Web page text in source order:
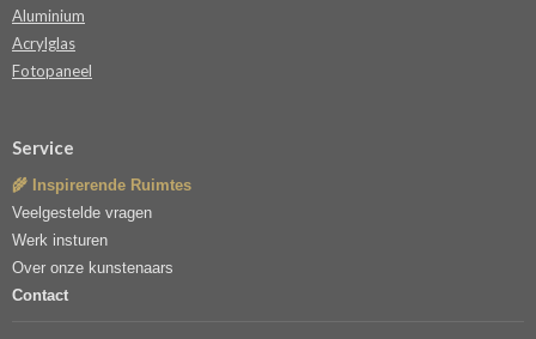
Aluminium
Acrylglas
Fotopaneel
Service
🌾 Inspirerende Ruimtes
Veelgestelde vragen
Werk insturen
Over onze kunstenaars
Contact